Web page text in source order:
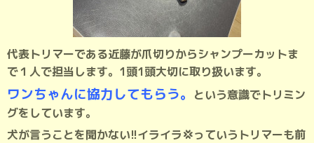
代表トリマーである近藤が爪切りからシャンプーカットま
で１人で担当します。1頭1頭大切に取り扱います。
ワンちゃんに協力してもらう。
という意識でトリミン
グをしています。
犬が言うことを聞かない!!イライラ💢っていうトリマーも前